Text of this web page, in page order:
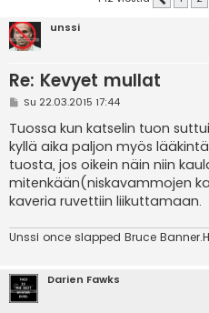
unssi
Re: Kevyet mullat
V
e
s
t
i
Su 22.03.2015 17:44
Tuossa kun katselin tuon
kyllä aika paljon myös
tuosta, jos oikein näin niin
mitenkään(niskavammojen
kaveria ruvettiin liikuttamaan.
Unssi once slapped Bruce
Darien Fawks